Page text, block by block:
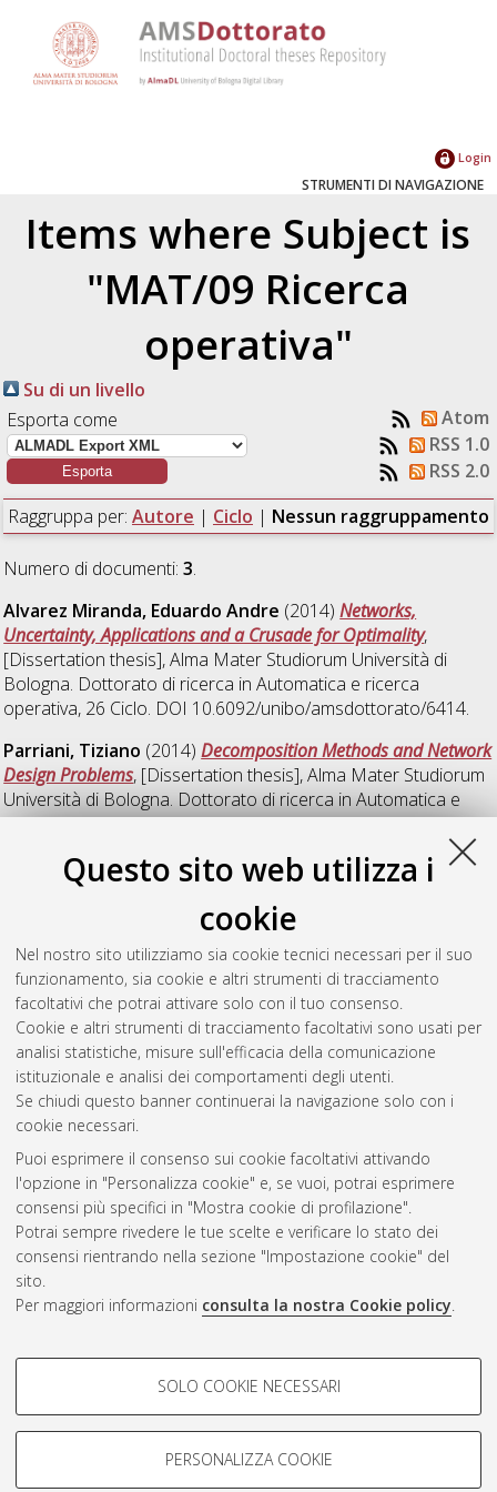
Questo sito web utilizza i
cookie
Nel nostro sito utilizziamo sia cookie tecnici necessari per il suo
funzionamento, sia cookie e altri strumenti di tracciamento
facoltativi che potrai attivare solo con il tuo consenso.
Cookie e altri strumenti di tracciamento facoltativi sono usati per
analisi statistiche, misure sull'efficacia della comunicazione
istituzionale e analisi dei comportamenti degli utenti.
Se chiudi questo banner continuerai la navigazione solo con i
cookie necessari.
Puoi esprimere il consenso sui cookie facoltativi attivando
l'opzione in "Personalizza cookie" e, se vuoi, potrai esprimere
consensi più specifici in "Mostra cookie di profilazione".
Potrai sempre rivedere le tue scelte e verificare lo stato dei
consensi rientrando nella sezione "Impostazione cookie" del
sito.
Per maggiori informazioni consulta la nostra Cookie policy.
COOKIE DI PROFILAZIONE -
Si tratta di cookie utilizzati per analizzare le caratteristiche della
navigazione degli utenti, creare profili in base al loro comportamento
SOLO COOKIE NECESSARI
PERSONALIZZA COOKIE
Login
STRUMENTI DI NAVIGAZIONE
Items where Subject is
"MAT/09 Ricerca
operativa"
Su di un livello
Esporta come
Atom
RSS 1.0
RSS 2.0
Raggruppa per: Autore | Ciclo | Nessun raggruppamento
Numero di documenti:3.
Alvarez Miranda, Eduardo Andre (2014)Networks,
Uncertainty, Applications and a Crusade for Optimality,
[Dissertation thesis], Alma Mater Studiorum Università di
Bologna. Dottorato di ricerca inAutomatica e ricerca
operativa, 26 Ciclo. DOI 10.6092/unibo/amsdottorato/6414.
Parriani, Tiziano (2014)Decomposition Methods and Network
Design Problems, [Dissertation thesis], Alma Mater Studiorum
Università di Bologna. Dottorato di ricerca inAutomatica e
ricerca operativa, 26 Ciclo. DOI
Tubertini, Paolo (2014) Operational research applied to
regional healthcare system, [Dissertation thesis], Alma Mater
Studiorum Università di Bologna. Dottorato di ricerca in
Automatica e ricerca operativa, 26 Ciclo. DOI
10.6092/unibo/amsdottorato/6541.
Questa lista e' stata generata il Thu Aug 6 20:32:10 2026
Atom
Rss 1.0
Rss 2.0
ISSN: 2038-7946
Impostazioni Cookie
Informativa sulla privacy
Condizioni d’uso del sito